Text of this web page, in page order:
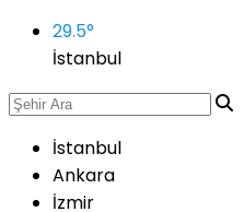
29.5°
İstanbul
İstanbul
Ankara
İzmir